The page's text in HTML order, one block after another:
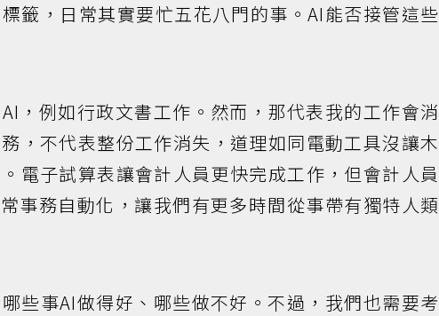
籤，日常其實要忙五花八門的事。AI能否接管這些
，例如行政文書工作。然而，那代表我的工作會消
，不代表整份工作消失，道理如同電動工具沒讓木
電子試算表讓會計人員更快完成工作，但會計人員
事務自動化，讓我們有更多時間從事帶有獨特人類
些事AI做得好、哪些做不好。不過，我們也需要考